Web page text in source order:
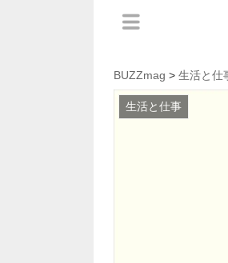
BUZZmag > 生活と仕
生活と仕事